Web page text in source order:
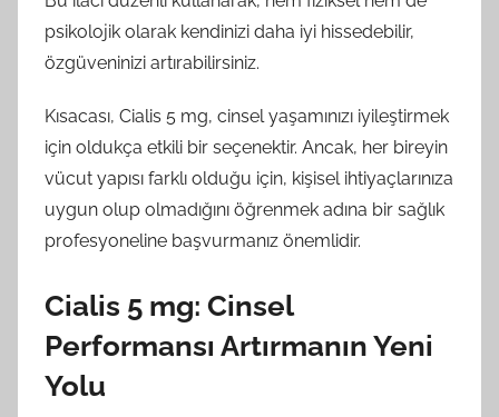
psikolojik olarak kendinizi daha iyi hissedebilir,
özgüveninizi artırabilirsiniz.
Kısacası, Cialis 5 mg, cinsel yaşamınızı iyileştirmek
için oldukça etkili bir seçenektir. Ancak, her bireyin
vücut yapısı farklı olduğu için, kişisel ihtiyaçlarınıza
uygun olup olmadığını öğrenmek adına bir sağlık
profesyoneline başvurmanız önemlidir.
Cialis 5 mg: Cinsel
Performansı Artırmanın Yeni
Yolu